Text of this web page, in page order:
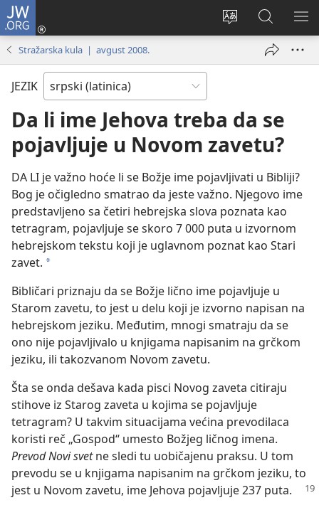
JW.ORG
Promeni
Prijava
(otvara
Pretraga
sajta
JW.ORG
Stražarska kula | avgust 2008.
JEZIK
Da li ime Jehova treba da se
pojavljuje u Novom zavetu?
DA LI je važno hoće li se Božje ime pojavljivati u Bibliji?
Bog je očigledno smatrao da jeste važno. Njegovo ime
predstavljeno sa četiri hebrejska slova poznata kao
tetragram, pojavljuje se skoro 7 000 puta u izvornom
hebrejskom tekstu koji je uglavnom poznat kao Stari
zavet. *
Bibličari priznaju da se Božje lično ime pojavljuje u
Starom zavetu, to jest u delu koji je izvorno napisan na
hebrejskom jeziku. Međutim, mnogi smatraju da se
ono nije pojavljivalo u knjigama napisanim na grčkom
jeziku, ili takozvanom Novom zavetu.
Šta se onda dešava kada pisci Novog zaveta citiraju
stihove iz Starog zaveta u kojima se pojavljuje
tetragram? U takvim situacijama većina prevodilaca
koristi reč „Gospod“ umesto Božjeg ličnog imena.
Prevod Novi svetne sledi tu uobičajenu praksu. U tom
prevodu se u knjigama napisanim na grčkom jeziku, to
jest u Novom zavetu, ime Jehova pojavljuje 237 puta.